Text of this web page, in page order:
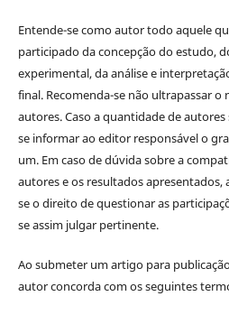
Entende-se como autor todo aquele
participado da concepção do estudo,
experimental, da análise e
final. Recomenda-se não ultrapassar
autores. Caso a quantidade de
se informar ao editor responsável o
um. Em caso de dúvida sobre a
autores e os resultados apresentados,
se o direito de questionar as
se assim julgar pertinente.
Ao submeter um artigo para
autor concorda com os seguintes